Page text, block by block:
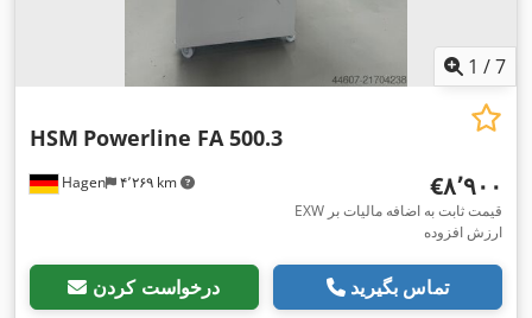
1 /7
Hagen ۴٬۲۶۹ km
HSM Powerline FA 500.3
‎€۸٬۹۰۰
EXW قیمت ثابت به اضافه مالیات بر
ارزش افزوده
درخواست کردن تماس بگیرید